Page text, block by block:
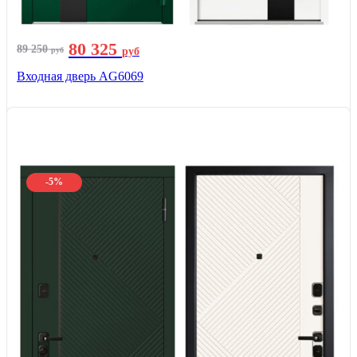
89 250руб 80 325 руб
Входная дверь AG6069
-5%